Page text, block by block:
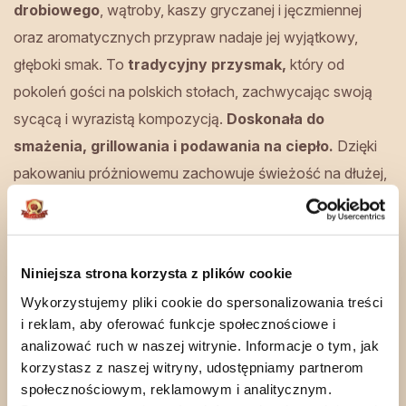
Niniejsza strona korzysta z plików cookie
Wykorzystujemy pliki cookie do spersonalizowania treści
i reklam, aby oferować funkcje społecznościowe i
analizować ruch w naszej witrynie. Informacje o tym, jak
korzystasz z naszej witryny, udostępniamy partnerom
społecznościowym, reklamowym i analitycznym.
drobiowego, wątroby, kaszy gryczanej i jęczmiennej
oraz aromatycznych przypraw nadaje jej wyjątkowy,
głęboki smak. To tradycyjny przysmak, który od
pokoleń gości na polskich stołach, zachwycając swoją
sycącą i wyrazistą kompozycją. Doskonała do
smażenia, grillowania i podawania na ciepło. Dzięki
pakowaniu próżniowemu zachowuje świeżość na dłużej,
a jej intensywny aromat i chrupiąca skórka po obróbce
danie.
Tradycyjna receptura – smak domowej
kuchni